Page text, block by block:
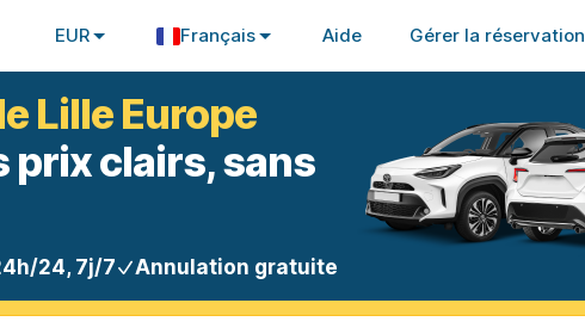
EUR Français Aide Gérer la réservation
Lille Europe
prix clairs, sans
24, 7j/7 Annulation gratuite